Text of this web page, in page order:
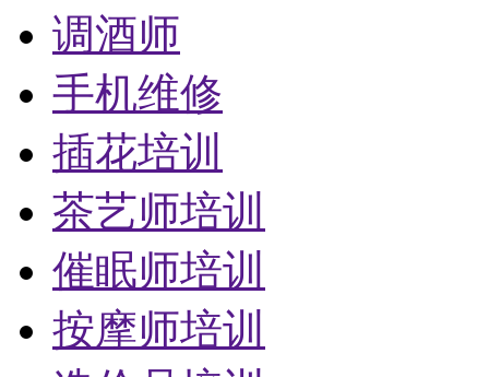
调酒师
手机维修
插花培训
茶艺师培训
催眠师培训
按摩师培训